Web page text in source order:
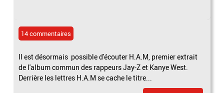
14 commentaires
Il est désormais possible d'écouter H.A.M, premier extrait
de l'album commun des rappeurs Jay-Z et Kanye West.
Derrière les lettres H.A.M se cache le titre...